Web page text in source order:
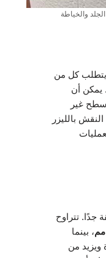
والخياطة
كل من
يمكن أن
غير
بالليزر
جدًا. تتراوح
، بينما
ويزيد من